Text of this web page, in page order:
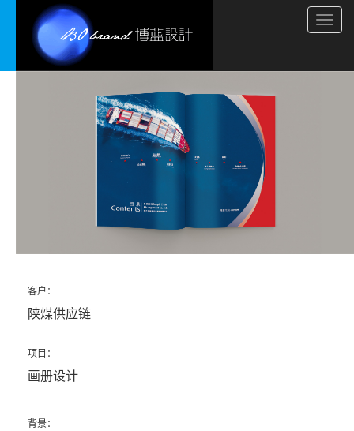
客户：
陕煤供应链
项目：
画册设计
背景：